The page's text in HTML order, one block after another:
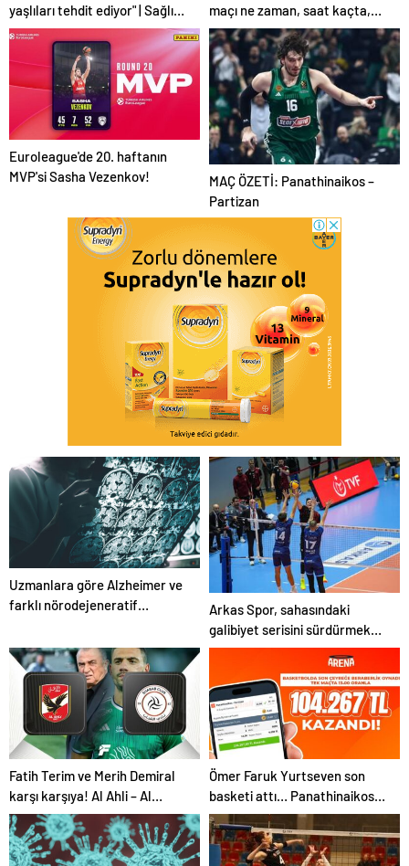
yaşlıları tehdit ediyor" | Sağlık
Haberleri
maçı ne zaman, saat kaçta,
hangi kanalda? (Muhtemel
11'ler)
Euroleague'de 20. haftanın
MVP'si Sasha Vezenkov!
MAÇ ÖZETİ: Panathinaikos –
Partizan
Uzmanlara göre Alzheimer ve
farklı nörodejeneratif
ile unutmayı unutacağız |
Sağlık Haberleri
Arkas Spor, sahasındaki
galibiyet serisini sürdürmek
istiyor
Fatih Terim ve Merih Demiral
karşı karşıya! Al Ahli – Al
Shabab maçı ne zaman, saat
kaçta, hangi kanalda canlı
yayınlanacak? (Suudi
Ömer Faruk Yurtseven son
basketi attı… Panathinaikos –
Partizan maçında beraberliği
bilen Misli üyesi 104.267 TL
kazandı!